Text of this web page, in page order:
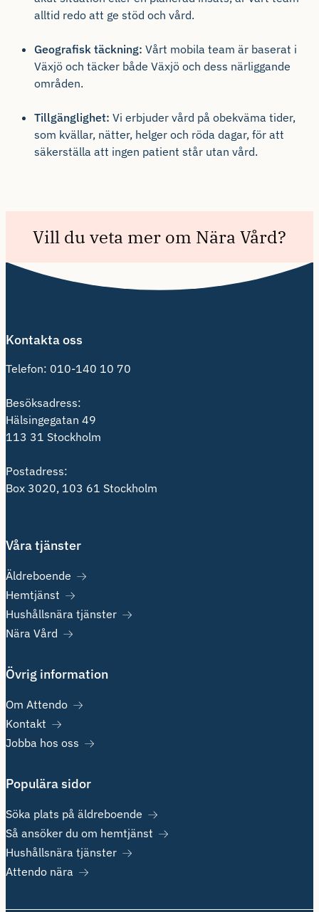
alltid redo att ge stöd och vård.
Geografisk täckning: Vårt mobila team är baserat i
Växjö och täcker både Växjö och dess närliggande
områden.
Tillgänglighet: Vi erbjuder vård på obekväma tider,
som kvällar, nätter, helger och röda dagar, för att
säkerställa att ingen patient står utan vård.
Kontakta oss
Telefon: 010-140 10 70
Besöksadress:
Hälsingegatan 49
113 31 Stockholm
Postadress:
Box 3020, 103 61 Stockholm
Våra tjänster
Äldreboende
Hemtjänst
Hushållsnära tjänster
Nära Vård
Övrig information
Om Attendo
Kontakt
Jobba hos oss
Populära sidor
Söka plats på äldreboende
Så ansöker du om hemtjänst
Hushållsnära tjänster
Attendo nära